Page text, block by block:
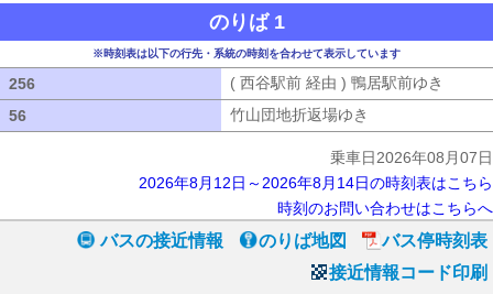
のりば 1
※時刻表は以下の行先・系統の時刻を合わせて表示しています
256 ( 西谷駅前 経由 ) 鴨居駅前ゆき
56
竹山団地折返場ゆき
乗車日2026年08月07日
2026年8月12日～2026年8月14日の時刻表はこちら
時刻のお問い合わせはこちらへ
バスの接近情報 のりば地図
バス停時刻表
接近情報コード印刷